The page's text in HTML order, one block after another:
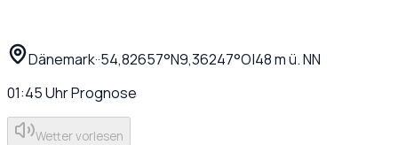
Dänemark··54,82657°N9,36247°O|48m ü. NN
01:45UhrPrognose
Wetter vorlesen